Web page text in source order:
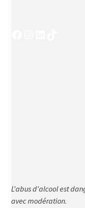
L'abus d'alcool est
avec modération.